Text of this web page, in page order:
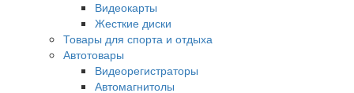
Видеокарты
Жесткие диски
Товары для спорта и отдыха
Автотовары
Видеорегистраторы
Автомагнитолы